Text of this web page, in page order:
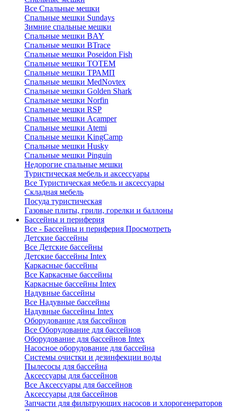
Все Спальные мешки
Спальные мешки Sundays
Зимние спальные мешки
Спальные мешки BAY
Спальные мешки BTrace
Спальные мешки Poseidon Fish
Спальные мешки ТОТЕМ
Спальные мешки ТРАМП
Cпальные мешки MedNovtex
Спальные мешки Golden Shark
Спальные мешки Norfin
Спальные мешки RSP
Спальные мешки Acamper
Спальные мешки Atemi
Спальные мешки KingCamp
Спальные мешки Husky
Спальные мешки Pinguin
Недорогие спальные мешки
Туристическая мебель и аксессуары
Все Туристическая мебель и аксессуары
Складная мебель
Посуда туристическая
Газовые плиты, грили, горелки и баллоны
Бассейны и периферия
Все - Бассейны и периферия Просмотреть
Детские бассейны
Все Детские бассейны
Детские бассейны Intex
Каркасные бассейны
Все Каркасные бассейны
Каркасные бассейны Intex
Надувные бассейны
Все Надувные бассейны
Надувные бассейны Intex
Оборудование для бассейнов
Все Оборудование для бассейнов
Оборудование для бассейнов Intex
Насосное оборудование для бассейна
Системы очистки и дезинфекции воды
Пылесосы для бассейна
Аксессуары для бассейнов
Все Аксессуары для бассейнов
Аксессуары для бассейнов
Запчасти для фильтрующих насосов и хлорогенераторов